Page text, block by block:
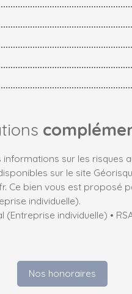
informations sur les risques
sur le site
Ce bien vous est proposé
individuelle).
individuelle) •
Nos honoraires